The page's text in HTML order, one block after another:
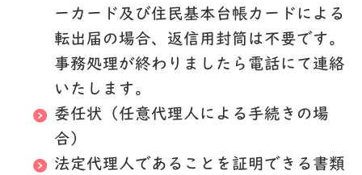
ーカード及び住民基本台帳カードによる
転出届の場合、返信用封筒は不要です。
事務処理が終わりましたら電話にて連絡
いたします。
委任状（任意代理人による手続きの場
合）
法定代理人であることを証明できる書類